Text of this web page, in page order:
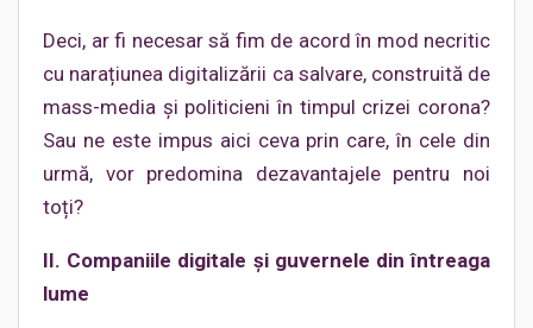
Deci, ar fi necesar să fim de acord în mod necritic
cu narațiunea digitalizării ca salvare, construită de
mass-media și politicieni în timpul crizei corona?
Sau ne este impus aici ceva prin care, în cele din
urmă, vor predomina dezavantajele pentru noi
toți?
II. Companiile digitale și guvernele din întreaga
lume